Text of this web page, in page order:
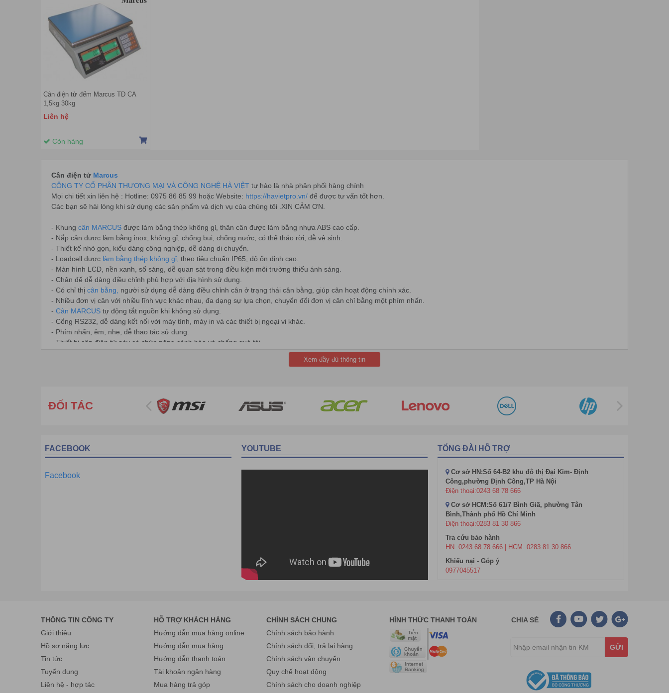
Cân điện tử đếm Marcus TD CA
1,5kg 30kg
Liên hệ
Còn hàng
Cân điện tử Marcus
CÔNG TY CỔ PHẦN THƯƠNG MẠI VÀ CÔNG NGHỆ HÀ VIỆT tự hào là nhà phân phối hàng chính
Mọi chi tiết xin liên hệ : Hotline: 0975 86 85 99 hoặc Website: https://havietpro.vn/ để được tư vấn tốt hơn.
Các bạn sẽ hài lòng khi sử dụng các sản phẩm và dịch vụ của chúng tôi .XIN CẢM ƠN.
- Khung cân MARCUS được làm bằng thép không gỉ, thân cân được làm bằng nhựa ABS cao cấp.
- Nắp cân được làm bằng inox, không gỉ, chống bụi, chống nước, có thể tháo rời, dễ vệ sinh.
- Thiết kế nhỏ gọn, kiểu dáng công nghiệp, dễ dàng di chuyển.
- Loadcell được làm bằng thép không gỉ, theo tiêu chuẩn IP65, độ ổn định cao.
- Màn hình LCD, nền xanh, số sáng, dễ quan sát trong điều kiện môi trường thiếu ánh sáng.
- Chân đế dễ dàng điều chỉnh phù hợp với địa hình sử dụng.
- Có chỉ thị cân bằng,
người sử dụng dễ dàng điều chỉnh cân ở trạng thái cân bằng, giúp cân hoạt động chính xác.
- Nhiều đơn vị cân với nhiều lĩnh vực khác nhau, đa dạng sự lựa chọn, chuyển đổi đơn vị cân chỉ bằng một phím nhấn.
- Cân MARCUS tự động tắt nguồn khi không sử dụng.
- Cổng RS232, dễ dàng kết nối với máy tính, máy in và các thiết bị ngoại vi khác.
- Phím nhấn, êm, nhẹ, dễ thao tác sử dụng.
- Thiết bị cân điện tử này có chức năng cảnh báo và chống quá tải.
Xem đầy đủ thông tin
ĐỐI TÁC
FACEBOOK
Facebook
YOUTUBE TỔNG ĐÀI HỖ TRỢ
Cơ sở HN:Số 64-B2 khu đô thị Đại Kim- Định
Công,phường Định Công,TP Hà Nội
Điện thoại:0243 68 78 666
Cơ sở HCM:Số 61/7 Bình Giã, phường Tân
Bình,Thành phố Hồ Chí Minh
Điện thoại:0283 81 30 866
Tra cứu bảo hành
HN: 0243 68 78 666 | HCM: 0283 81 30 866
Khiếu nại - Góp ý
0977045517
THÔNG TIN CÔNG TY
Giới thiệu
Hồ sơ năng lực
Tin tức
Tuyển dụng
Liên hệ - hợp tác
HỖ TRỢ KHÁCH HÀNG
Hướng dẫn mua hàng online
Hướng dẫn mua hàng
Hướng dẫn thanh toán
Tài khoản ngân hàng
Mua hàng trả góp
CHÍNH SÁCH CHUNG
Chính sách bảo hành
Chính sách đổi, trả lại hàng
Chính sách vận chuyển
Quy chế hoạt động
Chính sách cho doanh nghiệp
HÌNH THỨC THANH TOÁN CHIA SẺ
GỬI